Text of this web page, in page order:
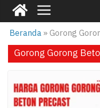
Beranda»Gorong
Gorong Gorong